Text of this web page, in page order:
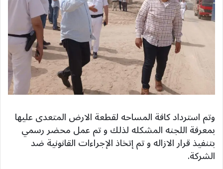
وتم استرداد كافة المساحه لقطعة الارض المتعدى عليها
بمعرفة اللجنه المشكله لذلك و تم عمل محضر رسمي
بتنفيذ قرار الازاله و تم إتخاذ الإجراءات القانونية ضد
الشركة.